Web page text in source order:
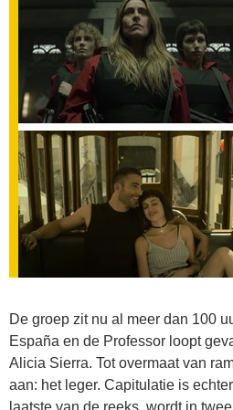
De groep zit nu al meer dan 100
España en de Professor loopt
Alicia Sierra. Tot overmaat van
aan: het leger. Capitulatie is
laatste van de reeks, wordt in